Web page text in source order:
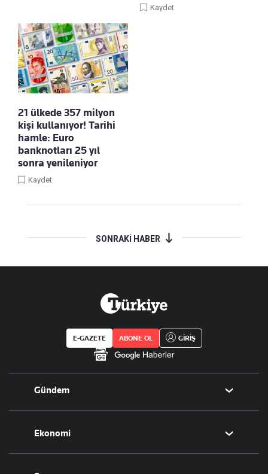
Kaydet
21 ülkede 357 milyon
kişi kullanıyor! Tarihi
hamle: Euro
banknotları 25 yıl
sonra yenileniyor
Kaydet
SONRAKİ HABER
E-GAZETE ABONE OL GİRİŞ
Gündem
Politika
Eğitim
Ekonomi
Borsa